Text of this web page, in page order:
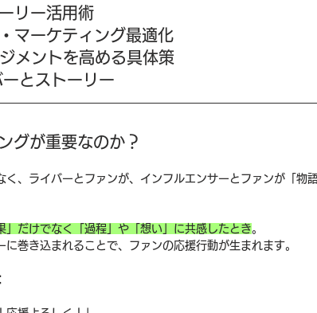
リー活用術
マーケティング最適化
メントを高める具体策
とストーリー
グが重要なのか？
、ライバーとファンが、インフルエンサーとファンが「物
」だけでなく「過程」や「想い」に共感したとき。
巻き込まれることで、ファンの応援行動が生まれます。